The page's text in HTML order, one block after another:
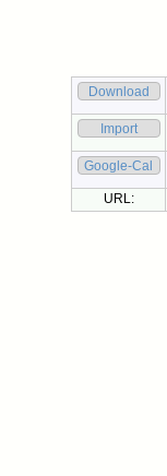
Download
Import
Google-Cal
URL: